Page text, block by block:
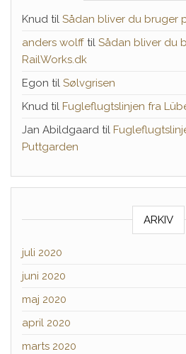
Knud til Sådan bliver du bruger
anders wolff til Sådan bliver du
RailWorks.dk
Egon til Sølvgrisen
Knud til Fugleflugtslinjen fra
Jan Abildgaard til
Puttgarden
ARKIV
juli 2020
juni 2020
maj 2020
april 2020
marts 2020